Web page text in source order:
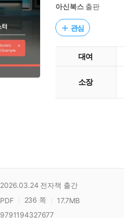
아신북스출판
관심
대여
소장
2026.03.24 전자책 출간
PDF 236 쪽 17.7MB
9791194327677